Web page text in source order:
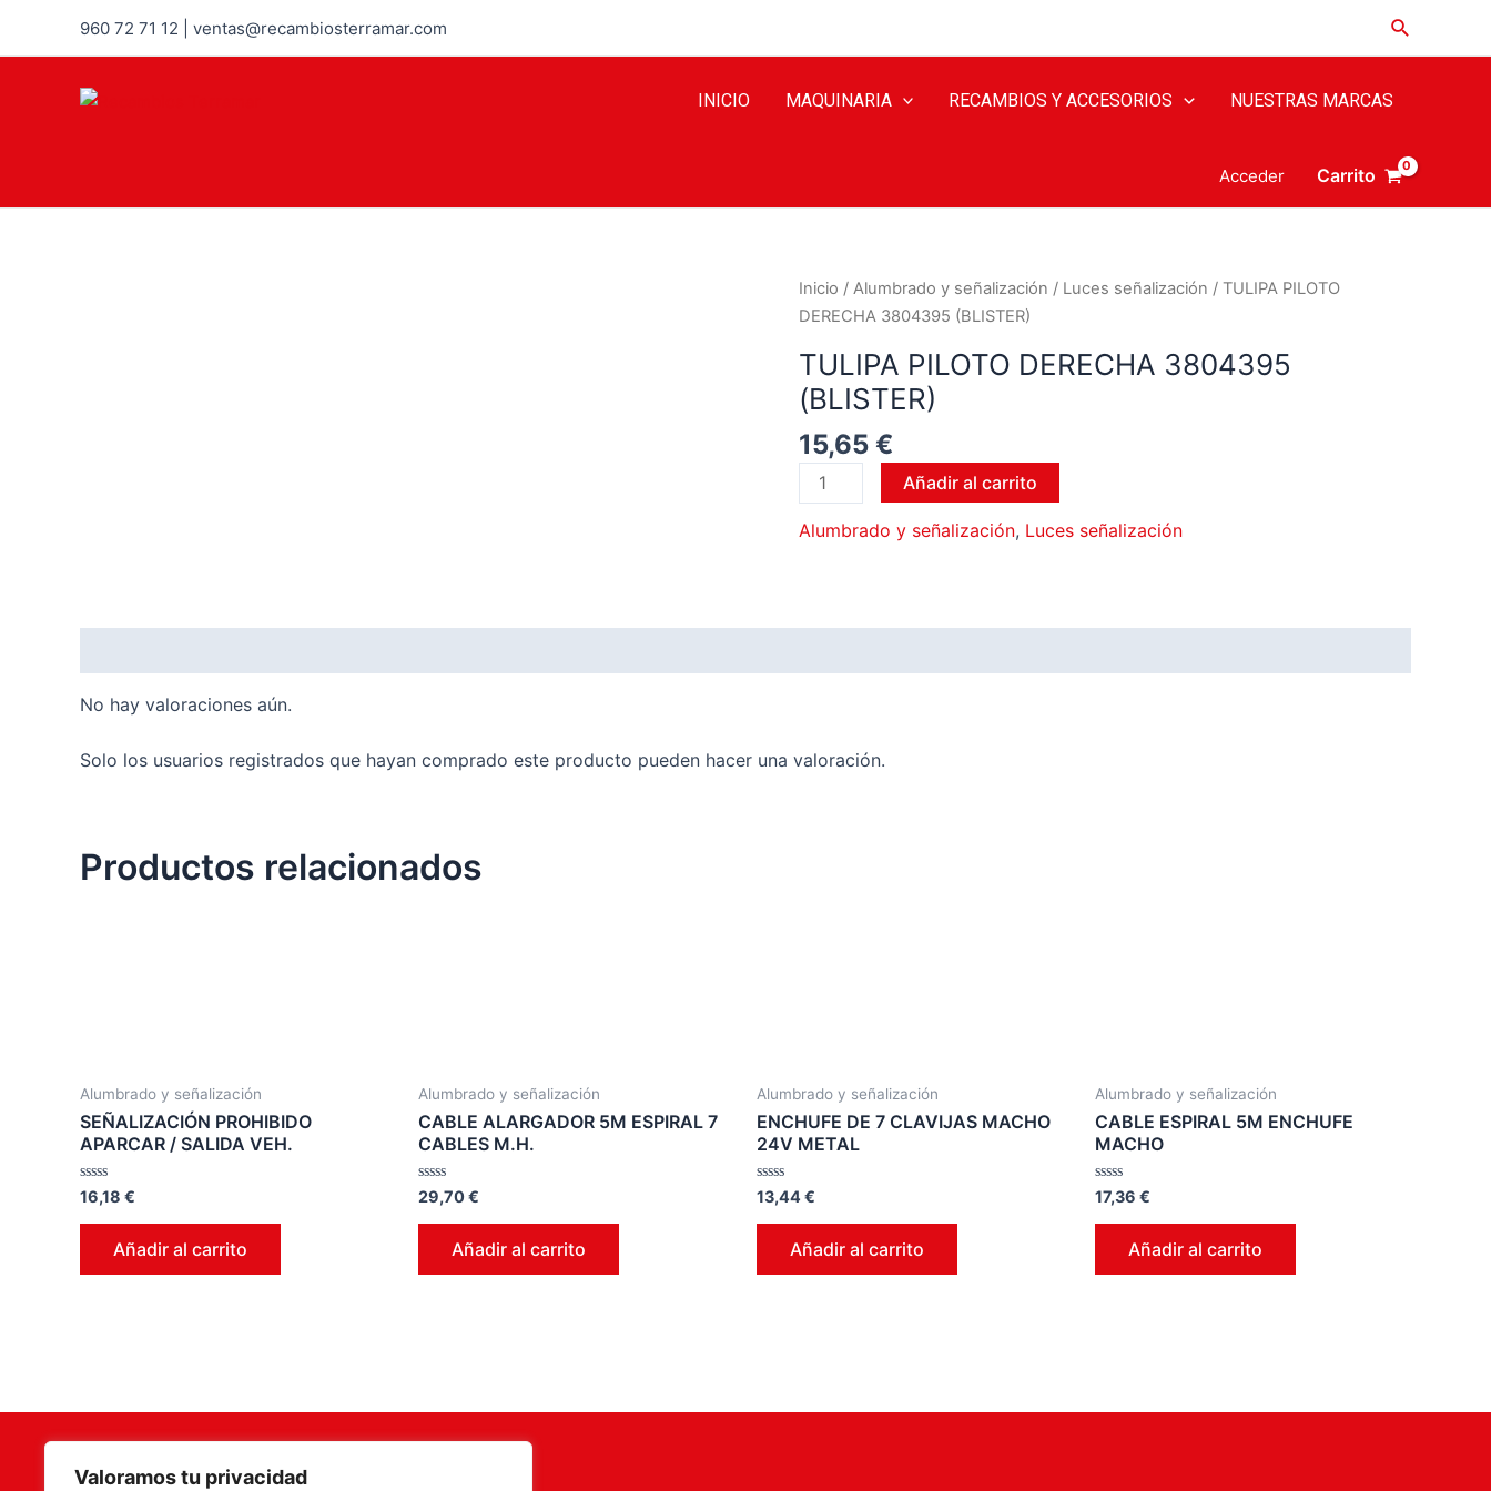
Valoramos tu privacidad
960 72 71 12 | ventas@recambiosterramar.com
INICIO MAQUINARIA RECAMBIOS Y ACCESORIOS NUESTRAS MARCAS
Acceder Carrito
Inicio / Alumbrado y señalización / Luces señalización / TULIPA PILOTO
DERECHA 3804395 (BLISTER)
TULIPA PILOTO DERECHA 3804395
(BLISTER)
15,65 €
Añadir al carrito
Alumbrado y señalización, Luces señalización
No hay valoraciones aún.
Solo los usuarios registrados que hayan comprado este producto pueden hacer una valoración.
Productos relacionados
Alumbrado y señalización
SEÑALIZACIÓN PROHIBIDO
APARCAR / SALIDA VEH.
Valorado
0
16,18 €
Añadir al carrito
Alumbrado y señalización
CABLE ALARGADOR 5M ESPIRAL 7
CABLES M.H.
Valorado
0
29,70€
Añadir al carrito
Alumbrado y señalización
ENCHUFE DE 7 CLAVIJAS MACHO
24V METAL
Valorado
en
0
13,44€
Añadir al carrito
Alumbrado y señalización
CABLE ESPIRAL 5M ENCHUFE
MACHO
Valorado
0
17,36 €
Añadir al carrito